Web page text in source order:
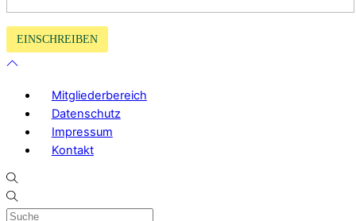
Mitgliederbereich
Datenschutz
Impressum
Kontakt